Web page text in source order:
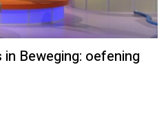
Beweging: oefening